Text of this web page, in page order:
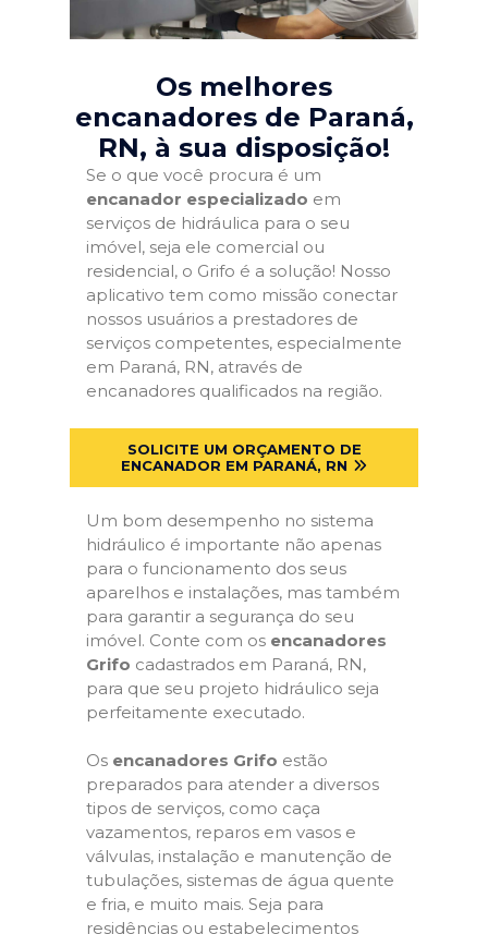
Os melhores
encanadores de Paraná,
RN, à sua disposição!
Se o que você procura é um
encanador especializado em
serviços de hidráulica para o seu
imóvel, seja ele comercial ou
residencial, o Grifo é a solução! Nosso
aplicativo tem como missão conectar
nossos usuários a prestadores de
serviços competentes, especialmente
em Paraná, RN, através de
encanadores qualificados na região.
SOLICITE UM ORÇAMENTO DE
ENCANADOR EM PARANÁ, RN
Um bom desempenho no sistema
hidráulico é importante não apenas
para o funcionamento dos seus
aparelhos e instalações, mas também
para garantir a segurança do seu
imóvel. Conte com os encanadores
Grifo cadastrados em Paraná, RN,
para que seu projeto hidráulico seja
perfeitamente executado.
Os encanadores Grifo estão
preparados para atender a diversos
tipos de serviços, como caça
vazamentos, reparos em vasos e
válvulas, instalação e manutenção de
tubulações, sistemas de água quente
e fria, e muito mais. Seja para
residências ou estabelecimentos